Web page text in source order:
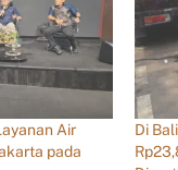
Air
pada
Di